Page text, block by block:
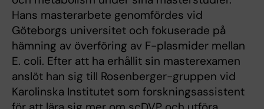
Hans masterarbete genomfördes vid
Göteborgs universitet och fokuserade på
hämning av överföring av F-plasmider mellan
E. coli. Efter att ha erhållit sin masterexamen
anslöt han sig till Rosenberger-gruppen vid
Karolinska Institutet som forskningsassistent